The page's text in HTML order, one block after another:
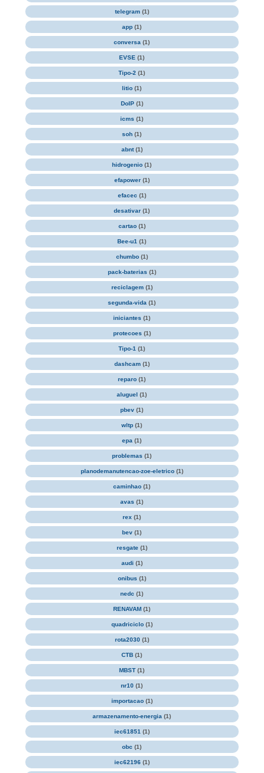
telegram (1)
app (1)
conversa (1)
EVSE (1)
Tipo-2 (1)
litio (1)
DoIP (1)
icms (1)
soh (1)
abnt (1)
hidrogenio (1)
efapower (1)
efacec (1)
desativar (1)
cartao (1)
Bee-u1 (1)
chumbo (1)
pack-baterias (1)
reciclagem (1)
segunda-vida (1)
iniciantes (1)
protecoes (1)
Tipo-1 (1)
dashcam (1)
reparo (1)
aluguel (1)
pbev (1)
wltp (1)
epa (1)
problemas (1)
planodemanutencao-zoe-eletrico (1)
caminhao (1)
avas (1)
rex (1)
bev (1)
resgate (1)
audi (1)
onibus (1)
nedc (1)
RENAVAM (1)
quadriciclo (1)
rota2030 (1)
CTB (1)
MBST (1)
nr10 (1)
importacao (1)
armazenamento-energia (1)
iec61851 (1)
obc (1)
iec62196 (1)